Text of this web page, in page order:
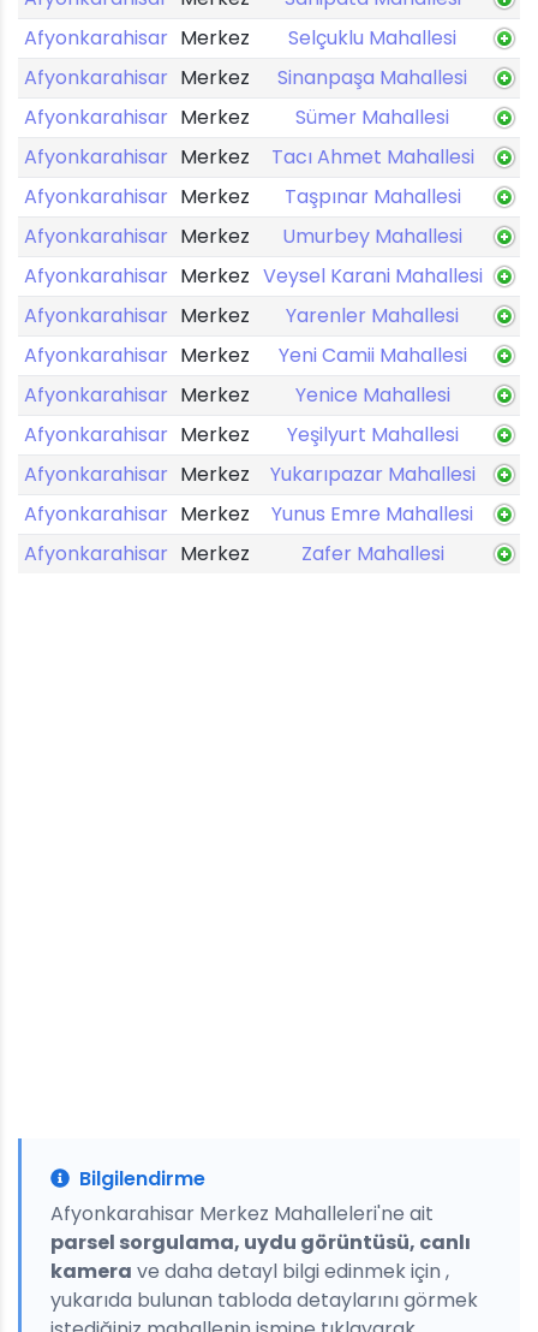
Afyonkarahisar Merkez
Selçuklu Mahallesi
Afyonkarahisar Merkez
Sinanpaşa Mahallesi
Afyonkarahisar Merkez
Sümer Mahallesi
Afyonkarahisar Merkez
Tacı Ahmet Mahallesi
Afyonkarahisar Merkez
Taşpınar Mahallesi
Afyonkarahisar Merkez
Umurbey Mahallesi
Afyonkarahisar Merkez Veysel Karani Mahallesi
Afyonkarahisar Merkez
Yarenler Mahallesi
Afyonkarahisar Merkez
Yeni Camii Mahallesi
Afyonkarahisar Merkez
Yenice Mahallesi
Afyonkarahisar Merkez
Yeşilyurt Mahallesi
Afyonkarahisar Merkez
Yukarıpazar Mahallesi
Afyonkarahisar Merkez
Yunus Emre Mahallesi
Afyonkarahisar Merkez Zafer Mahallesi
Bilgilendirme
Afyonkarahisar Merkez Mahalleleri'ne ait
parsel sorgulama, uydu görüntüsü, canlı
kamera ve daha detayl bilgi edinmek için ,
yukarıda bulunan tabloda detaylarını görmek